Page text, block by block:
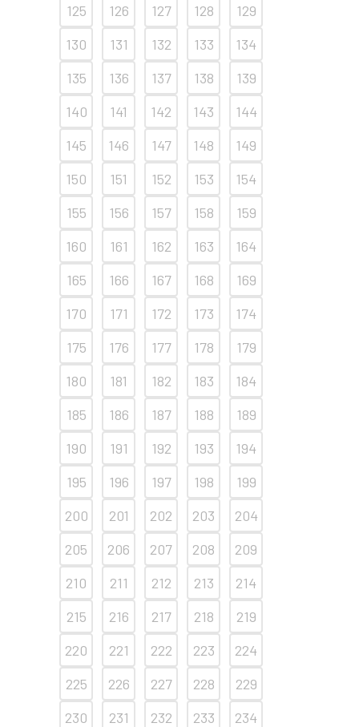
125
126 127 128
129
130
131 132 133
134
135
136 137 138
139
140
141 142 143
144
145
146 147 148
149
150
151 152 153
154
155
156 157 158
159
160
161 162 163
164
165
166 167 168
169
170
171 172 173
174
175
176 177 178
179
180
181 182 183
184
185
186 187 188
189
190
191 192 193
194
195
196 197 198
199
200
201 202 203
204
205
206 207 208
209
210
211 212 213
214
215
216 217 218
219
220
221 222 223
224
225
226 227 228
229
230
231 232 233
234